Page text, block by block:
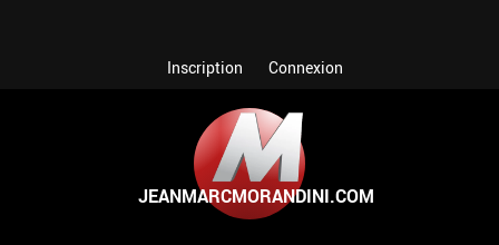
Inscription Connexion